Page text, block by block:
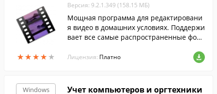
★★★★ ★
★★★★ ★
Версия: 9.2.1.349 (158.15 МБ)
Мощная программа для редактировани
я видео в домашних условиях. Поддержи
вает все самые распространенные фор
знообразных эффектов....
Лицензия: Платно
Windows Учет компьютеров и оргтехники